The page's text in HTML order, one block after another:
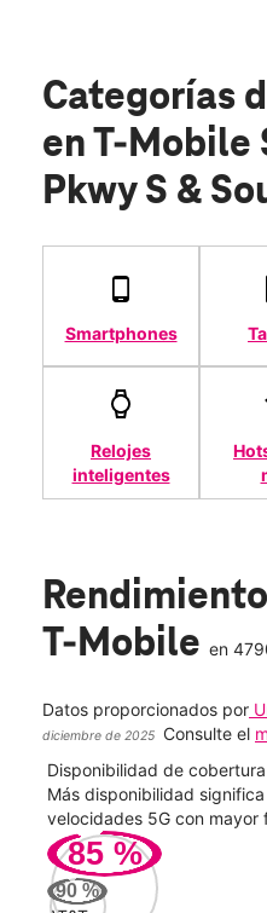
Categorías
en T-Mobile
Pkwy S &
Smartphones
Relojes
inteligentes
T-Mobile en
Datos proporcionados por
diciembre de 2025
Consulte el
Disponibilidad de
Más disponibilidad
velocidades 5G con mayor
85 %
90 %